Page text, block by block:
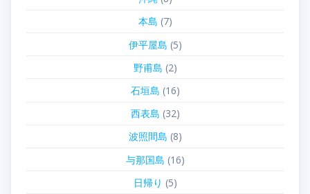
本島 (7)
伊平屋島 (5)
野甫島 (2)
石垣島 (16)
西表島 (32)
波照間島 (8)
与那国島 (16)
日帰り (5)